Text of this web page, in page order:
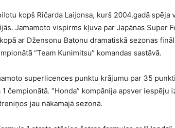
kopš Ričarda Laijonsa, kurš 2004.gadā spēja
Jamamoto vispirms kļuva par Japānas Super
ar Džensonu Batonu dramatiskā sezonas
“Team Kunimitsu” komandas sastāvā.
superlicences punktu krājumu par 35
čempionātā. “Honda” kompānija apsver iespēju
jau nākamajā sezonā.